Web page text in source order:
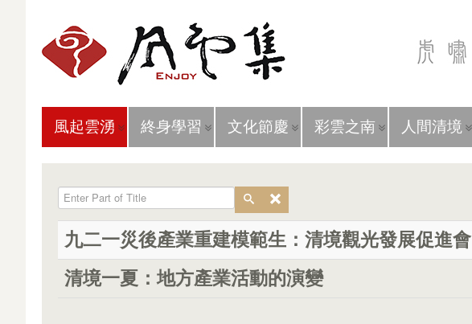
風起雲湧 終身學習 文化節慶 彩雲之南 人間清境
Enter Part of Title
九二一災後產業重建模範生：清境觀光發展促進會
清境一夏：地方產業活動的演變